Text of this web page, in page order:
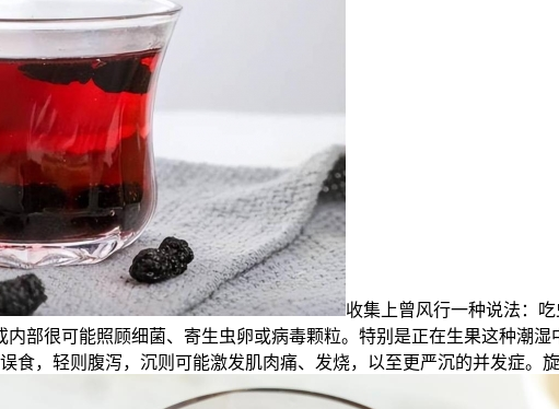
收集上曾风行一种说法：
部很可能照顾细菌、寄生虫卵或病毒颗粒。特别是正在生果这种潮
食，轻则腹泻，沉则可能激发肌肉痛、发烧，以至更严沉的并发症。